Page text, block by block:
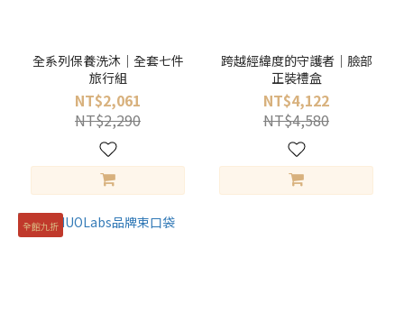
全系列保養洗沐｜全套七件
旅行組
NT$2,061
NT$2,290
跨越經緯度的守護者｜臉部
正裝禮盒
NT$4,122
NT$4,580
全館九折